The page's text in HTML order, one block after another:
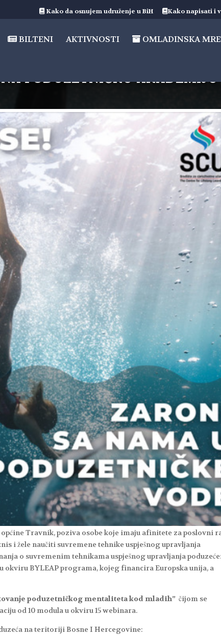
Kako da osnujem udruženje u BiH Kako napisati i
BILTENI AKTIVNOSTI OMLADINSKA
PODUZETNIČKU
Travnik, poziva osobe koje imaju afinitete za poslovni
i žele naučiti suvremene tehnike uspješnog upravljanja
o suvremenim tehnikama uspješnog upravljanja
u okviru BYLEAP programa, kojeg financira Europska unija, a
poduzetničkog mentaliteta kod mladih” čijom se
od 10 modula u okviru 15 webinara.
na teritoriji Bosne I Hercegovine: